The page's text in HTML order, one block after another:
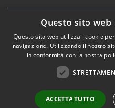
Accessibilità
Municipium•
Questo sito web
Questo sito web utilizza i cookie
navigazione. Utilizzando il nostro
in conformità con la nostra
ACCETTA TUTTO